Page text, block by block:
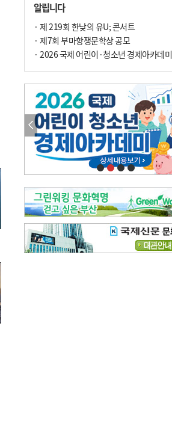
알립니다
· 제 219회 한낮의 유U; 콘서트
· 제7회 부마항쟁문학상 공모
· 2026 국제 어린이·청소년 경제아카데미